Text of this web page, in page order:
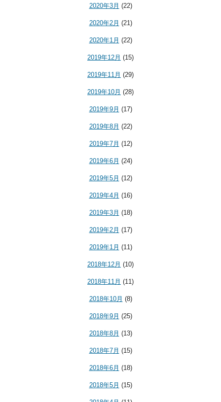
2020年3月 (22)
2020年2月 (21)
2020年1月 (22)
2019年12月 (15)
2019年11月 (29)
2019年10月 (28)
2019年9月 (17)
2019年8月 (22)
2019年7月 (12)
2019年6月 (24)
2019年5月 (12)
2019年4月 (16)
2019年3月 (18)
2019年2月 (17)
2019年1月 (11)
2018年12月 (10)
2018年11月 (11)
2018年10月 (8)
2018年9月 (25)
2018年8月 (13)
2018年7月 (15)
2018年6月 (18)
2018年5月 (15)